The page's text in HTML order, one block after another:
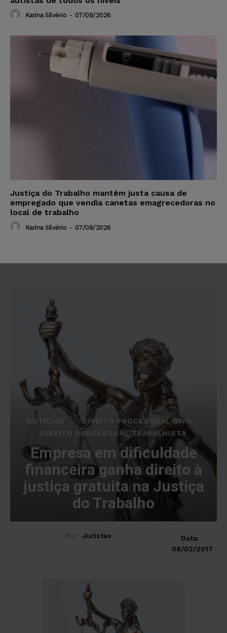
Karina Silvério - 07/08/2026
Justiça do Trabalho mantém justa causa de
empregado que vendia canetas emagrecedoras no
local de trabalho
Karina Silvério - 07/08/2026